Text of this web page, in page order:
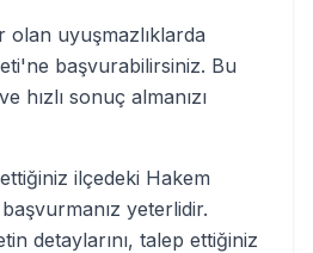
uyuşmazlıklarda
başvurabilirsiniz. Bu
hızlı sonuç almanızı
ilçedeki Hakem
yeterlidir.
detaylarını, talep ettiğiniz